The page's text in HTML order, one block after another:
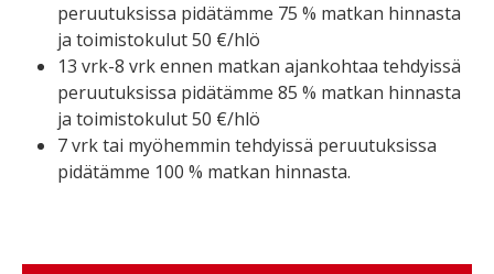
peruutuksissa pidätämme 75 % matkan hinnasta
ja toimistokulut 50 €/hlö
13 vrk-8 vrk ennen matkan ajankohtaa tehdyissä
peruutuksissa pidätämme 85 % matkan hinnasta
ja toimistokulut 50 €/hlö
7 vrk tai myöhemmin tehdyissä peruutuksissa
pidätämme 100 % matkan hinnasta.